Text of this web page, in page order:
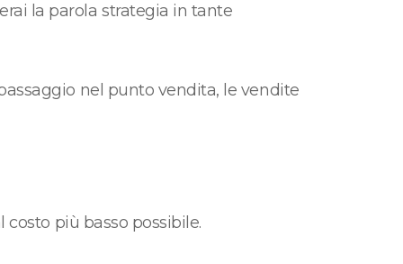
la parola strategia in tante
nel punto vendita, le vendite
più basso possibile.